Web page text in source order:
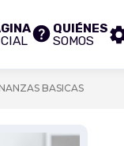
QUIÉNES
SOMOS
BASICAS